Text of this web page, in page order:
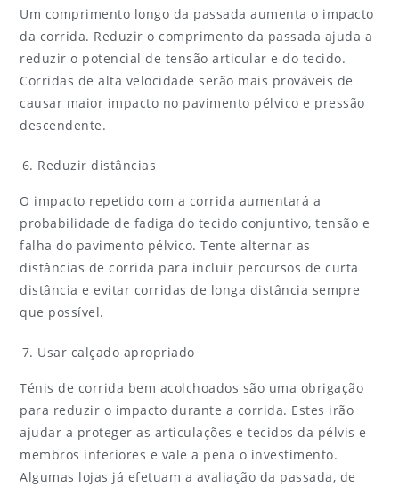
Um comprimento longo da passada aumenta o impacto
da corrida. Reduzir o comprimento da passada ajuda a
reduzir o potencial de tensão articular e do tecido.
Corridas de alta velocidade serão mais prováveis de
causar maior impacto no pavimento pélvico e pressão
descendente.
Reduzir distâncias
O impacto repetido com a corrida aumentará a
probabilidade de fadiga do tecido conjuntivo, tensão e
falha do pavimento pélvico. Tente alternar as
distâncias de corrida para incluir percursos de curta
distância e evitar corridas de longa distância sempre
que possível.
Usar calçado apropriado
Ténis de corrida bem acolchoados são uma obrigação
para reduzir o impacto durante a corrida. Estes irão
ajudar a proteger as articulações e tecidos da pélvis e
membros inferiores e vale a pena o investimento.
Algumas lojas já efetuam a avaliação da passada, de